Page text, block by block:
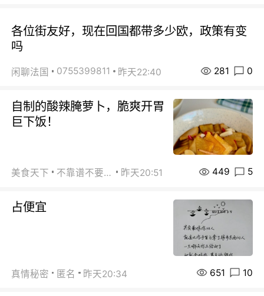
各位街友好，现在回国都带多少欧，政策有变
吗
闲聊法国 0755399811 昨天22:40 281 0
自制的酸辣腌萝卜，脆爽开胃
巨下饭！
美食天下 不靠谱不要联系 昨天20:51 449 5
占便宜
真情秘密 匿名 昨天20:34 651 10